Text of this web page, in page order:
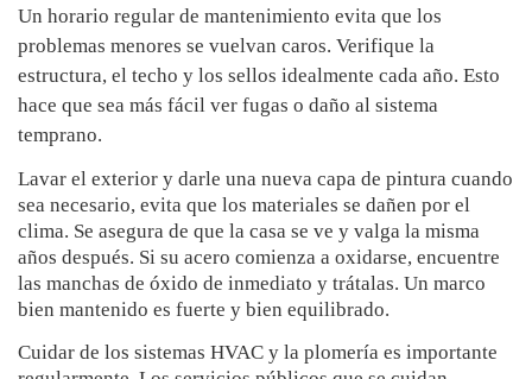
Un horario regular de mantenimiento evita que los
problemas menores se vuelvan caros. Verifique la
estructura, el techo y los sellos idealmente cada año. Esto
hace que sea más fácil ver fugas o daño al sistema
temprano.
Lavar el exterior y darle una nueva capa de pintura cuando
sea necesario, evita que los materiales se dañen por el
clima. Se asegura de que la casa se ve y valga la misma
años después. Si su acero comienza a oxidarse, encuentre
las manchas de óxido de inmediato y trátalas. Un marco
bien mantenido es fuerte y bien equilibrado.
Cuidar de los sistemas HVAC y la plomería es importante